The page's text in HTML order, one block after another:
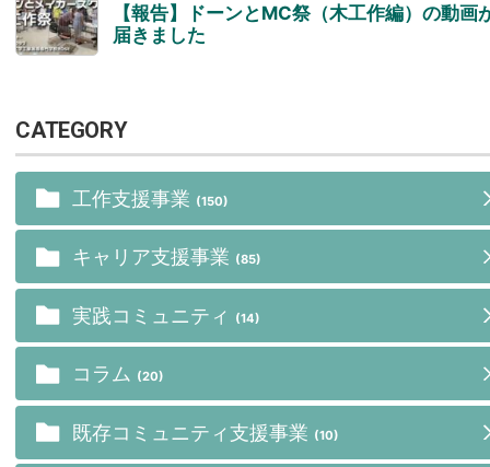
【報告】ドーンとMC祭（木工作編）の動画
届きました
CATEGORY
工作支援事業 (150)
キャリア支援事業 (85)
実践コミュニティ (14)
コラム (20)
既存コミュニティ支援事業 (10)